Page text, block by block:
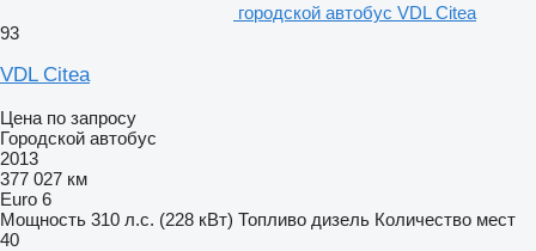
городской автобус VDL Citea
93
VDL Citea
Цена по запросу
Городской автобус
2013
377 027 км
Euro 6
Мощность 310 л.с. (228 кВт) Топливо дизель Количество мест
40